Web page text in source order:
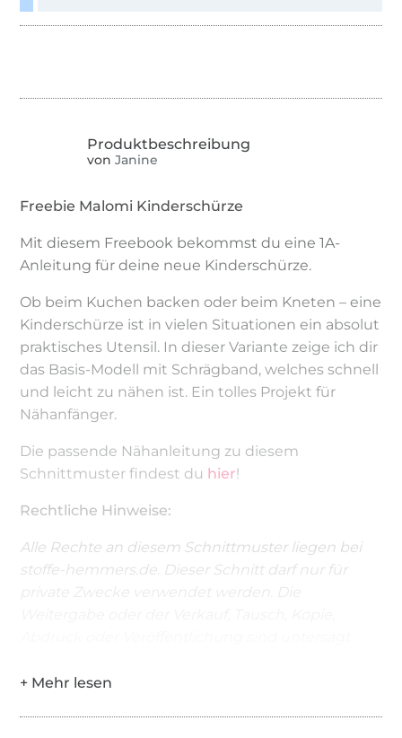
von Janine
Freebie Malomi Kinderschürze
Mit diesem Freebook bekommst du eine 1A-
Anleitung für deine neue Kinderschürze.
Ob beim Kuchen backen oder beim Kneten – eine
Kinderschürze ist in vielen Situationen ein absolut
praktisches Utensil. In dieser Variante zeige ich dir
das Basis-Modell mit Schrägband, welches schnell
und leicht zu nähen ist. Ein tolles Projekt für
Nähanfänger.
Die passende Nähanleitung zu diesem
Schnittmuster findest du hier!
Rechtliche Hinweise:
Alle Rechte an diesem Schnittmuster liegen bei
stoffe-hemmers.de. Dieser Schnitt darf nur für
private Zwecke verwendet werden. Die